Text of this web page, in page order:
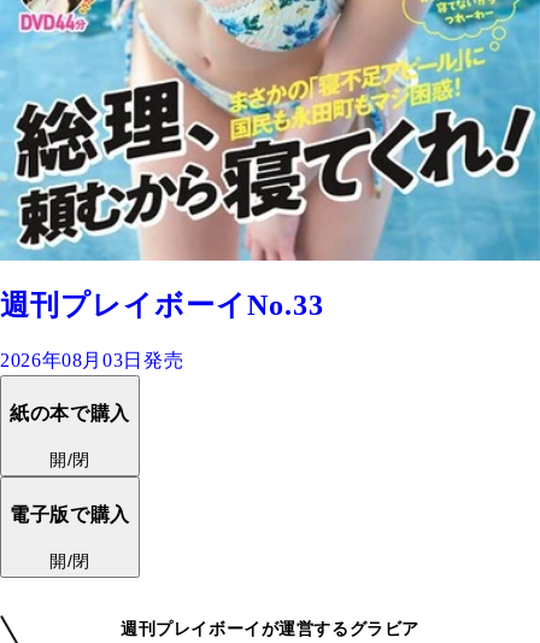
週刊プレイボーイNo.33
2026年08月03日発売
紙の本で購入
開/閉
電子版で購入
開/閉
週刊プレイボーイが運営するグラビア